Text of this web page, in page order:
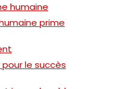
humaine
prime
le succès